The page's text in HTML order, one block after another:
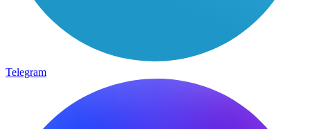
Telegram